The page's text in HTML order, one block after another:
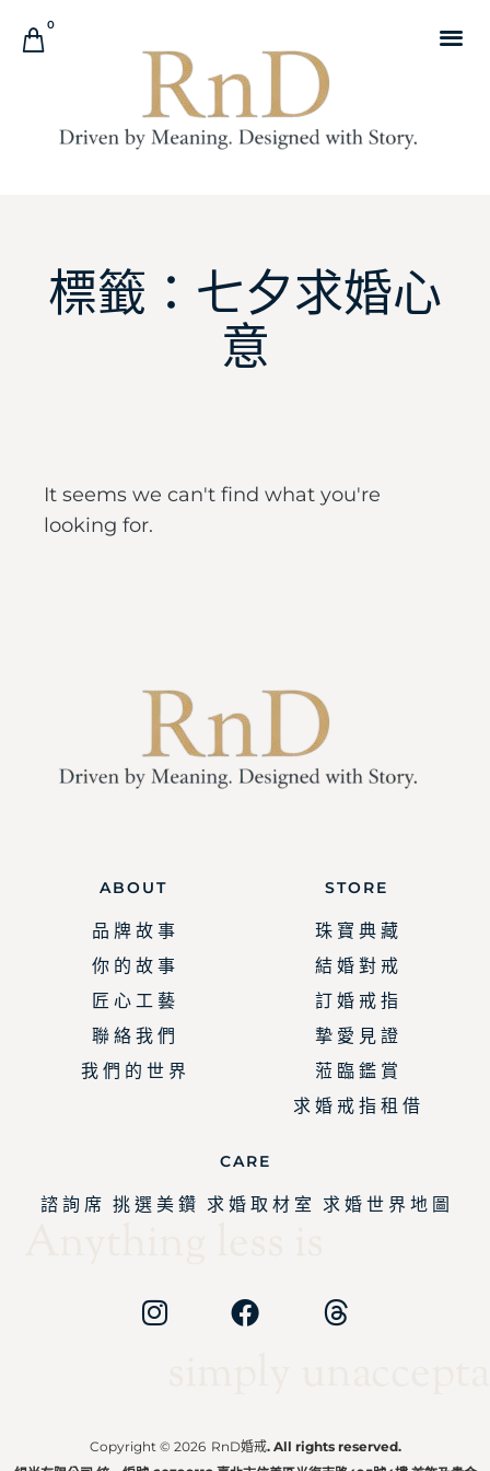
0
標籤：七夕求婚心
意
It seems we can't find what you're
looking for.
ABOUT
品 牌 故 事
你 的 故 事
匠 心 工 藝
聯 絡 我 們
我 們 的 世 界
STORE
珠 寶 典 藏
結 婚 對 戒
訂 婚 戒 指
摯 愛 見 證
蒞 臨 鑑 賞
求 婚 戒 指 租 借
CARE
諮 詢 席 挑 選 美 鑽 求 婚 取 材 室 求 婚 世 界 地 圖
Copyright © 2026 RnD婚戒. All rights reserved.